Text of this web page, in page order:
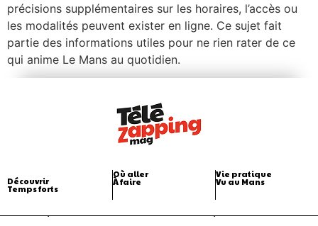
précisions supplémentaires sur les horaires, l’accès ou
les modalités peuvent exister en ligne. Ce sujet fait
partie des informations utiles pour ne rien rater de ce
qui anime Le Mans au quotidien.
Découvrir
Temps forts
Où aller
À faire
Vie pratique
Vu au Mans
Mentions légales Politique de confidentialité